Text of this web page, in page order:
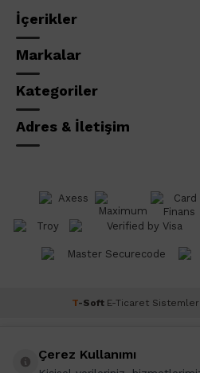
İçerikler
Markalar
Kategoriler
Adres & İletişim
T-Soft E-Ticaret
Çerez Kullanımı